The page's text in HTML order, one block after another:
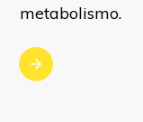
metabolismo.